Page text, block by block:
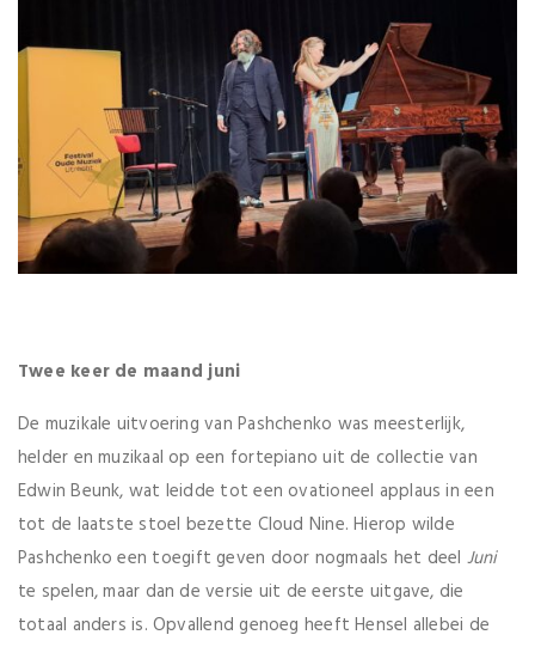
Twee keer de maand juni
De muzikale uitvoering van Pashchenko was meesterlijk,
helder en muzikaal op een fortepiano uit de collectie van
Edwin Beunk, wat leidde tot een ovationeel applaus in een
tot de laatste stoel bezette Cloud Nine. Hierop wilde
Pashchenko een toegift geven door nogmaals het deel Juni
te spelen, maar dan de versie uit de eerste uitgave, die
totaal anders is. Opvallend genoeg heeft Hensel allebei de